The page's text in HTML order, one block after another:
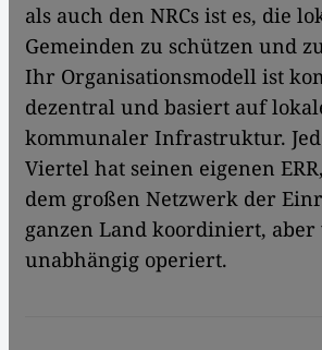
als auch den NRCs ist es, die
Gemeinden zu schützen und
Ihr Organisationsmodell ist
dezentral und basiert auf
kommunaler Infrastruktur.
Viertel hat seinen eigenen
dem großen Netzwerk der
ganzen Land koordiniert, aber
unabhängig operiert.